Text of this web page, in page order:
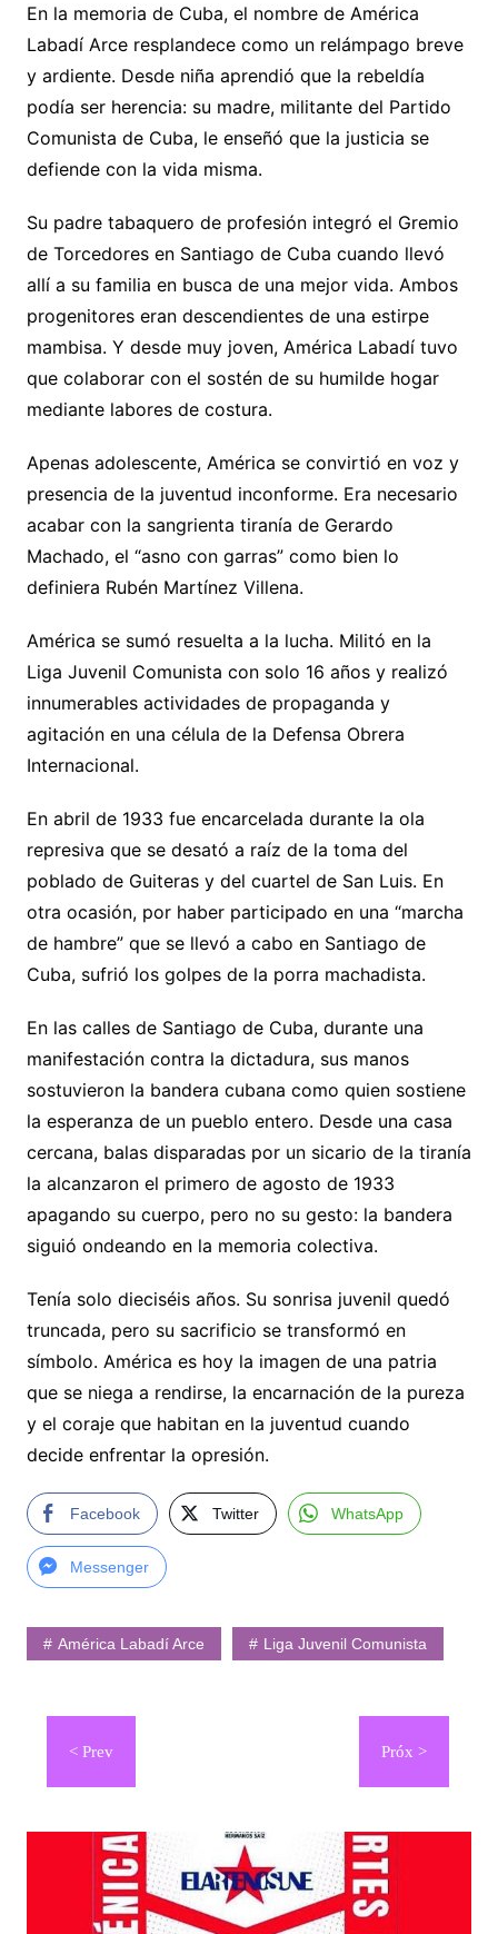
En la memoria de Cuba, el nombre de América
Labadí Arce resplandece como un relámpago breve
y ardiente. Desde niña aprendió que la rebeldía
podía ser herencia: su madre, militante del Partido
Comunista de Cuba, le enseñó que la justicia se
defiende con la vida misma.
Su padre tabaquero de profesión integró el Gremio
de Torcedores en Santiago de Cuba cuando llevó
allí a su familia en busca de una mejor vida. Ambos
progenitores eran descendientes de una estirpe
mambisa. Y desde muy joven, América Labadí tuvo
que colaborar con el sostén de su humilde hogar
mediante labores de costura.
Apenas adolescente, América se convirtió en voz y
presencia de la juventud inconforme. Era necesario
acabar con la sangrienta tiranía de Gerardo
Machado, el “asno con garras” como bien lo
definiera Rubén Martínez Villena.
América se sumó resuelta a la lucha. Militó en la
Liga Juvenil Comunista con solo 16 años y realizó
innumerables actividades de propaganda y
agitación en una célula de la Defensa Obrera
Internacional.
En abril de 1933 fue encarcelada durante la ola
represiva que se desató a raíz de la toma del
poblado de Guiteras y del cuartel de San Luis. En
otra ocasión, por haber participado en una “marcha
de hambre” que se llevó a cabo en Santiago de
Cuba, sufrió los golpes de la porra machadista.
En las calles de Santiago de Cuba, durante una
manifestación contra la dictadura, sus manos
sostuvieron la bandera cubana como quien sostiene
la esperanza de un pueblo entero. Desde una casa
cercana, balas disparadas por un sicario de la tiranía
la alcanzaron el primero de agosto de 1933
apagando su cuerpo, pero no su gesto: la bandera
siguió ondeando en la memoria colectiva.
Tenía solo dieciséis años. Su sonrisa juvenil quedó
truncada, pero su sacrificio se transformó en
símbolo. América es hoy la imagen de una patria
que se niega a rendirse, la encarnación de la pureza
y el coraje que habitan en la juventud cuando
decide enfrentar la opresión.
Facebook Twitter WhatsApp
Messenger
América Labadí Arce Liga Juvenil Comunista
Navegación
entradas